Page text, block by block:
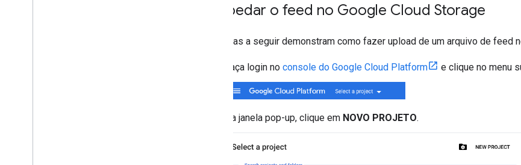
Hospedar o feed no Google Cloud Storage
As etapas a seguir demonstram como fazer upload de um arquivo de feed
Faça login no console do Google Cloud Platform e clique no menu
Na janela pop-up, clique em NOVO PROJETO.